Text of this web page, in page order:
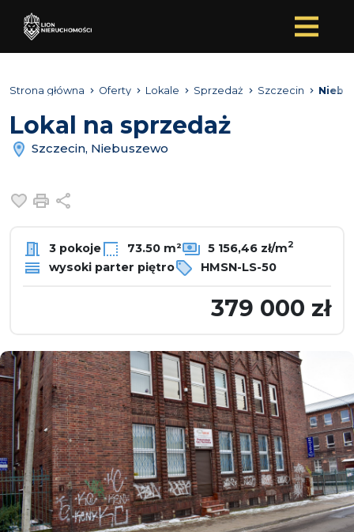
Strona główna Oferty Lokale Sprzedaż Szczecin
Lokal na sprzedaż
Szczecin, Niebuszewo
Dodaj do ulubionych
Drukuj
3 pokoje 73.50 m² 5 156,46 zł/m2
wysoki parter piętro HMSN-LS-50
379 000 zł